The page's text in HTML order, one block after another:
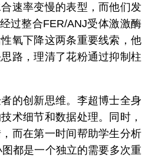
速率变慢的表型，而他们发
过整合FER/ANJ受体激激酶
氧下降这两条重要线索，他
路，理清了花粉通过抑制柱
的创新思维。李超博士全身
术细节和数据处理。同时，
而在第一时间帮助学生分析
都是一个独立的需要多次重